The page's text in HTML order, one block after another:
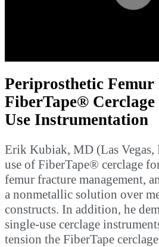
Periprosthetic
FiberTape® Cerclage
Use Instrumentation
Erik Kubiak, MD (Las Vegas,
use of FiberTape® cerclage
femur fracture management,
a nonmetallic solution over
constructs. In addition, he
single-use cerclage
tension the FiberTape